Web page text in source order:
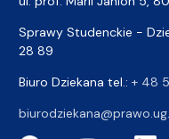
Sprawy Studenckie -
28 89
Biuro Dziekana tel.: + 48